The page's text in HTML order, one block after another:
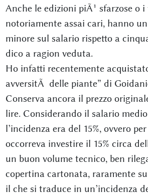
Anche le edizioni piÃ¹ sfarzose o
notoriamente assai cari, hanno
minore sul salario rispetto a
dico a ragion veduta.
Ho infatti recentemente
avversitÃ delle piante” di
Conserva ancora il prezzo
lire. Considerando il salario
l’incidenza era del 15%, ovvero
occorreva investire il 15% circa
un buon volume tecnico, ben
copertina cartonata, raramente
il che si traduce in un’incidenza